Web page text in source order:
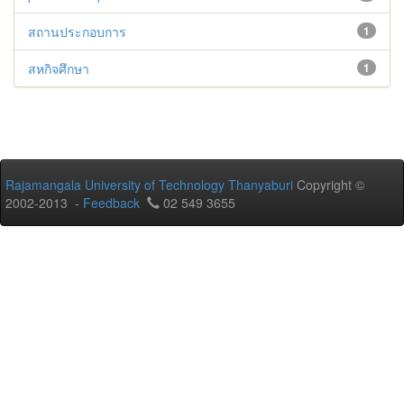
1
สถานประกอบการ
1
สหกิจศึกษา
Rajamangala University of Technology Thanyaburi Copyright ©
2002-2013 - Feedback 02 549 3655